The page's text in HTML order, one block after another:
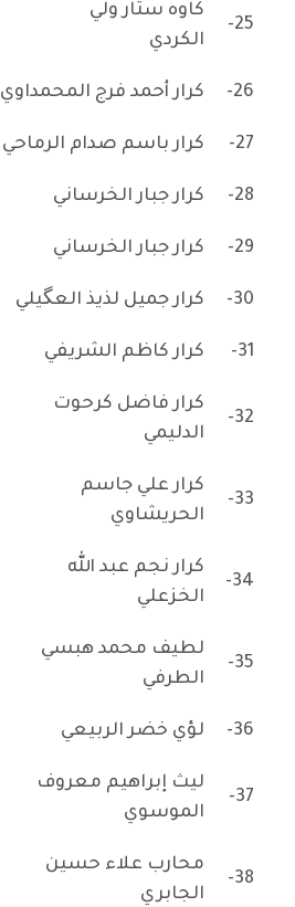
25-
كاوه ستار ولي
الكردي
26- كرار أحمد فرج المحمداوي
27- كرار باسم صدام الرماحي
28- كرار جبار الخرساني
29- كرار جبار الخرساني
30- كرار جميل لذيذ العگيلي
31- كرار كاظم الشريفي
32-
كرار فاضل كرحوت
الدليمي
33-
كرار علي جاسم
الحريشاوي
34-
كرار نجم عبد الله
الخزعلي
35-
لطيف محمد هبسي
الطرفي
36- لؤي خضر الربيعي
37-
ليث إبراهيم معروف
الموسوي
38-
محارب علاء حسين
الجابري